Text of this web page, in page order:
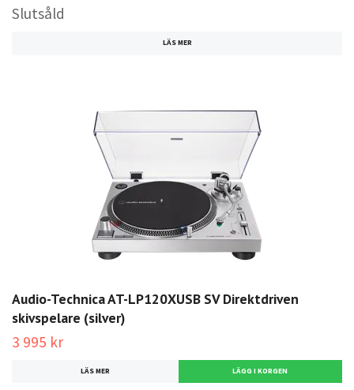
Slutsåld
LÄS MER
Audio-Technica AT-LP120XUSB SV Direktdriven
skivspelare (silver)
3 995 kr
LÄS MER